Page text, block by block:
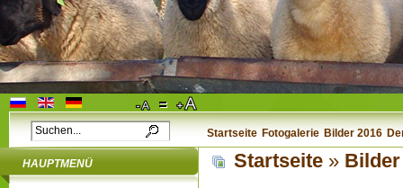
Startseite Fotogalerie Bilder 2016
HAUPTMENÜ Startseite » Bilder